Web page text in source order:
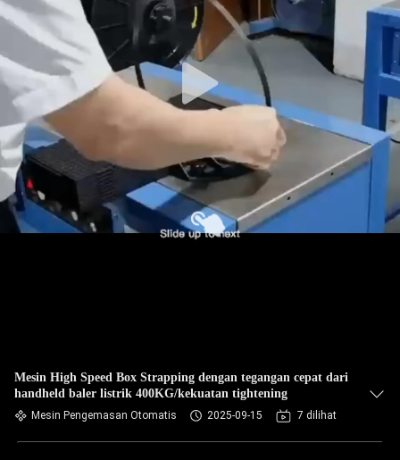
Mesin High Speed Box Strapping dengan tegangan cepat dari
handheld baler listrik 400KG/kekuatan tightening
Mesin Pengemasan Otomatis 2025-09-15 7 dilihat